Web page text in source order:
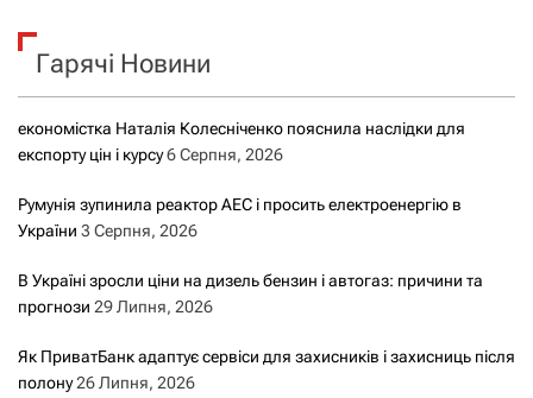
к
Гарячі Новини
економістка Наталія Колесніченко пояснила наслідки для
експорту цін і курсу6 Серпня, 2026
Румунія зупинила реактор АЕС і просить електроенергію в
України 3 Серпня, 2026
В Україні зросли ціни на дизель бензин і автогаз: причини та
прогнози 29 Липня, 2026
Як ПриватБанк адаптує сервіси для захисників і захисниць після
полону26 Липня, 2026